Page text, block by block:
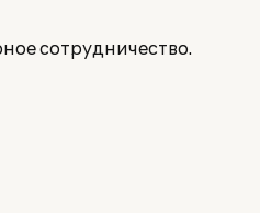
сотрудничество.